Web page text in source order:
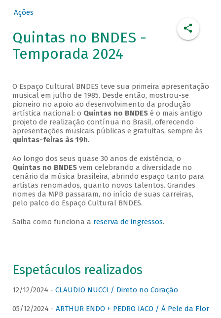
Ações
Quintas no BNDES -
Temporada 2024
O Espaço Cultural BNDES teve sua primeira apresentação
musical em julho de 1985. Desde então, mostrou-se
pioneiro no apoio ao desenvolvimento da produção
artística nacional: o Quintas no BNDESé o mais antigo
projeto de realização contínua no Brasil, oferecendo
apresentações musicais públicas e gratuitas, sempre às
quintas-feiras às 19h.
Ao longo dos seus quase 30 anos de existência, o
Quintas no BNDESvem celebrando a diversidade no
cenário da música brasileira, abrindo espaço tanto para
artistas renomados, quanto novos talentos. Grandes
nomes da MPB passaram, no início de suas carreiras,
pelo palco do Espaço Cultural BNDES.
Saiba como funciona a reserva de ingressos.
Espetáculos realizados
12/12/2024 - CLAUDIO NUCCI / Direto no Coração
05/12/2024 - ARTHUR ENDO + PEDRO IACO / À Pele da Flor